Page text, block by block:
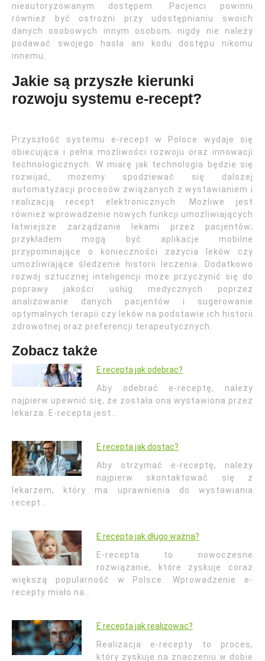
nieautoryzowanym dostępem. Pacjenci powinni
również być ostrożni przy udostępnianiu swoich
danych osobowych innym osobom; nigdy nie należy
podawać swojego hasła ani kodu dostępu nikomu
innemu.
Jakie są przyszłe kierunki
rozwoju systemu e-recept?
Przyszłość systemu e-recept w Polsce wydaje się
obiecująca i pełna możliwości rozwoju oraz innowacji
technologicznych. W miarę jak technologia będzie się
rozwijać, możemy spodziewać się dalszej
automatyzacji procesów związanych z wystawianiem i
realizacją recept elektronicznych. Możliwe jest
również wprowadzenie nowych funkcji umożliwiających
łatwiejsze zarządzanie lekami przez pacjentów;
przykładem mogą być aplikacje mobilne
przypominające o konieczności zażycia leków czy
umożliwiające śledzenie historii leczenia. Dodatkowo
rozwój sztucznej inteligencji może przyczynić się do
poprawy jakości usług medycznych poprzez
analizowanie danych pacjentów i sugerowanie
optymalnych terapii czy leków na podstawie ich historii
zdrowotnej oraz preferencji terapeutycznych.
Zobacz także
E recepta jak odebrac?
Aby odebrać e-receptę, należy
najpierw upewnić się, że została ona wystawiona przez
lekarza. E-recepta jest…
E recepta jak dostac?
Aby otrzymać e-receptę, należy
najpierw skontaktować się z
lekarzem, który ma uprawnienia do wystawiania
recept…
E recepta jak długo ważna?
E-recepta to nowoczesne
rozwiązanie, które zyskuje coraz
większą popularność w Polsce. Wprowadzenie e-
recepty miało na…
E recepta jak realizowac?
Realizacja e-recepty to proces,
który zyskuje na znaczeniu w dobie